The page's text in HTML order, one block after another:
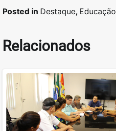
Posted in Destaque, Educação
Relacionados